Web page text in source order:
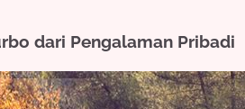
dari Pengalaman Pribadi